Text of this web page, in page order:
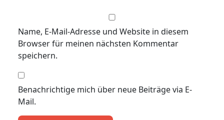
Name, E-Mail-Adresse und Website in diesem
Browser für meinen nächsten Kommentar
speichern.
Benachrichtige mich über neue Beiträge via E-
Mail.